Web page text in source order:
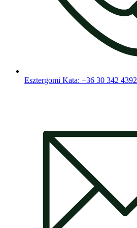
Esztergomi Kata: +36 30 342 4392